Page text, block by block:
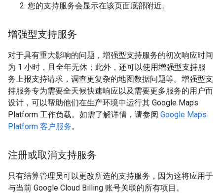
您的支持服务会显示在该页面底部附近。
增强型支持服务
对于具有重大影响的问题，增强型支持服务的初次响应时间
为 1 小时，且全年无休；此外，还可以使用增强型支持服
务上报支持请求，调查更复杂的地图数据问题等。增强型支
持服务专为需要全天候快速响应以及需要更多服务的用户而
设计，可以帮助他们在生产环境中运行其 Google Maps
Platform 工作负载。如需了解详情，请参阅 Google Maps
Platform 客户服务。
注册或取消支持服务
只有结算管理员可以更改所选的支持服务，因为这将应用于
与当前 Google Cloud Billing 账号关联的所有项目。